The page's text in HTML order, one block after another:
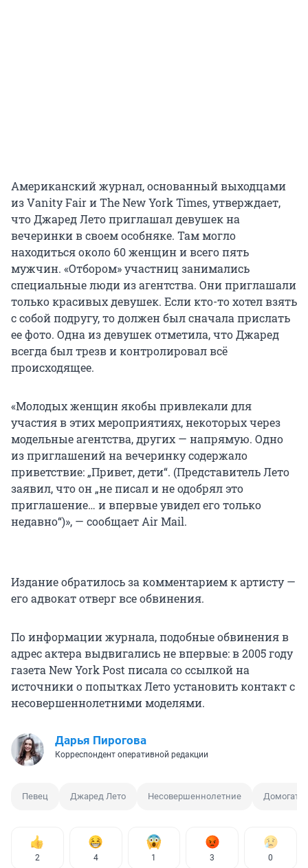
Американский журнал, основанный выходцами
из Vanity Fair и The New York Times, утверждает,
что Джаред Лето приглашал девушек на
вечеринки в своем особняке. Там могло
находиться около 60 женщин и всего пять
мужчин. «Отбором» участниц занимались
специальные люди из агентства. Они приглашали
только красивых девушек. Если кто-то хотел взять
с собой подругу, то должен был сначала прислать
ее фото. Одна из девушек отметила, что Джаред
всегда был трезв и контролировал всё
происходящее.
«Молодых женщин якобы привлекали для
участия в этих мероприятиях, некоторых через
модельные агентства, других — напрямую. Одно
из приглашений на вечеринку содержало
приветствие: „Привет, дети“. (Представитель Лето
заявил, что он „не писал и не одобрял это
приглашение… и впервые увидел его только
недавно“)», — сообщает Air Mail.
Издание обратилось за комментарием к артисту —
его адвокат отверг все обвинения.
По информации журнала, подобные обвинения в
адрес актера выдвигались не впервые: в 2005 году
газета New York Post писала со ссылкой на
источники о попытках Лето установить контакт с
несовершеннолетними моделями.
Дарья Пирогова
Корреспондент оперативной редакции
Певец Джаред Лето Несовершеннолетние
2 4 1 3 0